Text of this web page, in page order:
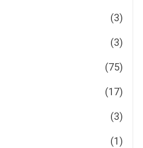
(3)
(3)
(75)
(17)
(3)
(1)